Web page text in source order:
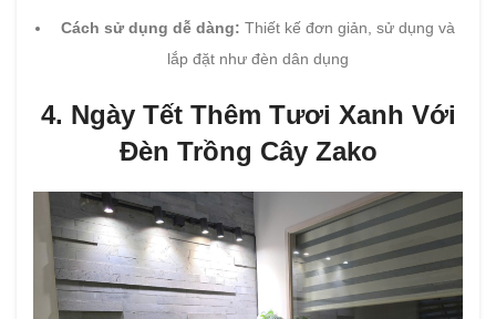
Cách sử dụng dễ dàng: Thiết kế đơn giản, sử dụng và
lắp đặt như đèn dân dụng
4. Ngày Tết Thêm Tươi Xanh Với
Đèn Trồng Cây Zako